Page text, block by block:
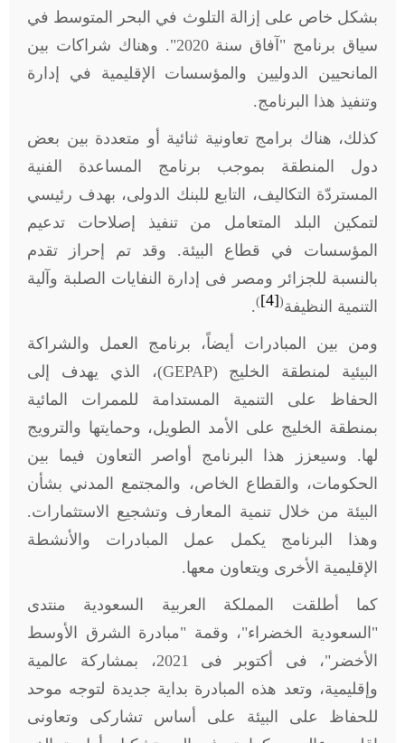
بشكل خاص على إزالة التلوث في البحر المتوسط في
سياق برنامج "آفاق سنة 2020". وهناك شراكات بين
المانحيين الدوليين والمؤسسات الإقليمية في إدارة
وتنفيذ هذا البرنامج.
كذلك، هناك برامج تعاونية ثنائية أو متعددة بين بعض
دول المنطقة بموجب برنامج المساعدة الفنية
المستردّة التكاليف، التابع للبنك الدولى، بهدف رئيسي
لتمكين البلد المتعامل من تنفيذ إصلاحات تدعيم
المؤسسات في قطاع البيئة. وقد تم إحراز تقدم
بالنسبة للجزائر ومصر فى إدارة النفايات الصلبة وآلية
التنمية النظيفة(
[4]
)
.
ومن بين المبادرات أيضاً، برنامج العمل والشراكة
البيئية لمنطقة الخليج (GEPAP)، الذي يهدف إلى
الحفاظ على التنمية المستدامة للممرات المائية
بمنطقة الخليج على الأمد الطويل، وحمايتها والترويج
لها. وسيعزز هذا البرنامج أواصر التعاون فيما بين
الحكومات، والقطاع الخاص، والمجتمع المدني بشأن
البيئة من خلال تنمية المعارف وتشجيع الاستثمارات.
وهذا البرنامج يكمل عمل المبادرات والأنشطة
الإقليمية الأخرى ويتعاون معها.
كما أطلقت المملكة العربية السعودية منتدى
"السعودية الخضراء"، وقمة "مبادرة الشرق الأوسط
الأخضر"، فى أكتوبر فى 2021، بمشاركة عالمية
وإقليمية، وتعد هذه المبادرة بداية جديدة لتوجه موحد
للحفاظ على البيئة على أساس تشاركى وتعاونى